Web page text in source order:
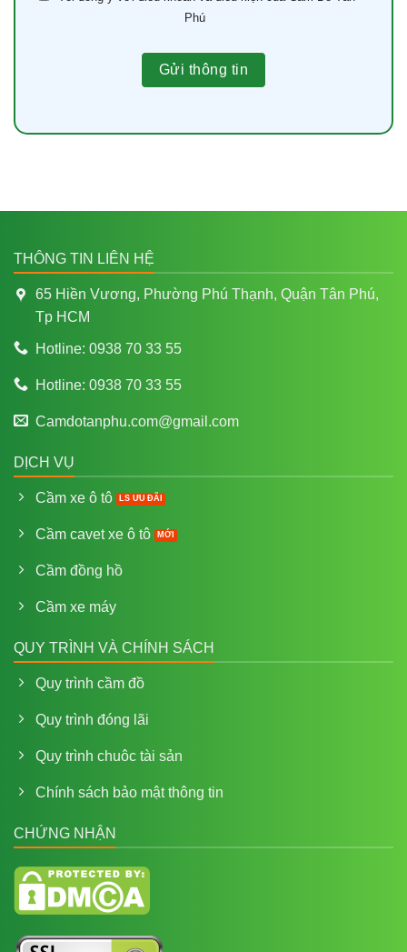
Phú
THÔNG TIN LIÊN HỆ
65 Hiền Vương, Phường Phú Thạnh, Quận Tân Phú,
Tp HCM
Hotline: 0938 70 33 55
Hotline: 0938 70 33 55
Camdotanphu.com@gmail.com
DỊCH VỤ
Cầm xe ô tô
Cầm cavet xe ô tô
Cầm đồng hồ
Cầm xe máy
QUY TRÌNH VÀ CHÍNH SÁCH
Quy trình cầm đồ
Quy trình đóng lãi
Quy trình chuôc tài sản
Chính sách bảo mật thông tin
CHỨNG NHẬN